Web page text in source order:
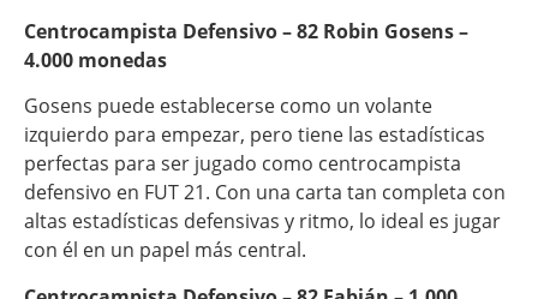
Centrocampista Defensivo – 82 Robin Gosens –
4.000 monedas
Gosens puede establecerse como un volante
izquierdo para empezar, pero tiene las estadísticas
perfectas para ser jugado como centrocampista
defensivo en FUT 21. Con una carta tan completa con
altas estadísticas defensivas y ritmo, lo ideal es jugar
con él en un papel más central.